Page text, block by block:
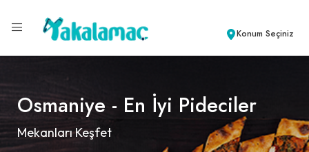
Konum Seçiniz
Osmaniye - En İyi Pideciler
Mekanları Keşfet